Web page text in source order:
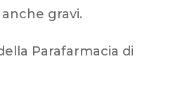
gravi.
Parafarmacia di